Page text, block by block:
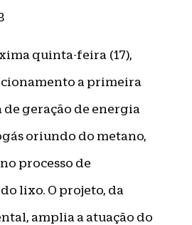
quinta-feira (17),
a primeira
de geração de energia
oriundo do metano,
processo de
lixo. O projeto, da
amplia a atuação do